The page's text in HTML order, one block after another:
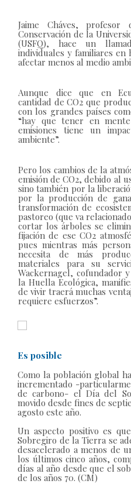
Jaime Cháves,
Conservación de la
(USFQ), hace un
individuales y familiares en
afectar menos al medio
Aunque dice que en
cantidad de CO2 que
con los grandes países
“hay que tener en
emisiones tiene un
ambiente”.
Pero los cambios de la
emisión de CO2, debido al
sino también por la
por la producción de
transformación de
pastoreo (que va
cortar los árboles se
fijación de ese CO2
pues mientras más
necesita de más
materiales para su
Wackernagel, cofundador
la Huella Ecológica,
de vivir traerá muchas
requiere esfuerzos”.
Es posible
Como la población global
incrementado -
de carbono- el Día del
movido desde fines de
agosto este año.
Un aspecto positivo es
Sobregiro de la Tierra se
desacelerado a menos de
los últimos cinco años,
días al año desde que el
de los años 70. (CM)